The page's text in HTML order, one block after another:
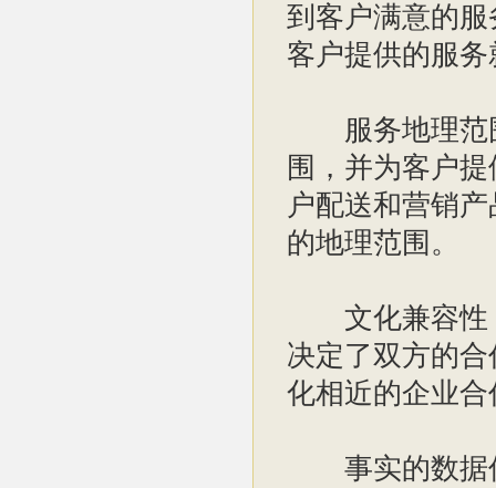
到客户满意的
客户提供的服
服务地理范围
围，并为客户
户配送和营销
的地理范围。
文化兼容性：
决定了双方的
化相近的企业
事实的数据传